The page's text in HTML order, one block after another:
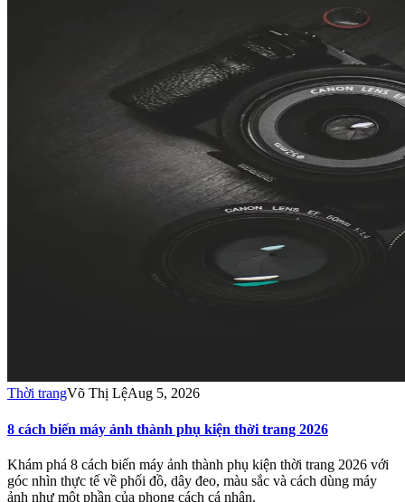
Thời trangVõ Thị LệAug 5, 2026
8 cách biến máy ảnh thành phụ kiện thời trang 2026
Khám phá 8 cách biến máy ảnh thành phụ kiện thời trang 2026 với
góc nhìn thực tế về phối đồ, dây đeo, màu sắc và cách dùng máy
ảnh như một phần của phong cách cá nhân.